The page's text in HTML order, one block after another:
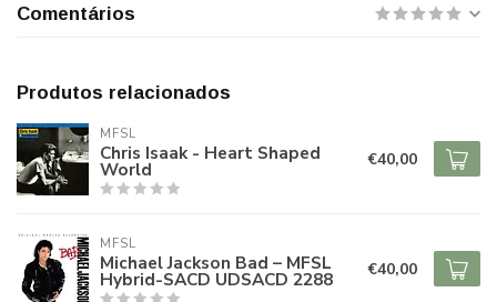
Comentários
Produtos relacionados
MFSL
Chris Isaak - Heart Shaped
World €40,00
MFSL
Michael Jackson Bad – MFSL
Hybrid-SACD UDSACD 2288 €40,00